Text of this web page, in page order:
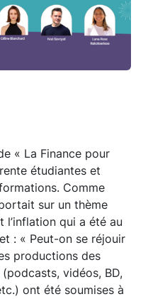
« La Finance pour
étudiantes et
Comme
sur un thème
l’inflation qui a été au
: « Peut-on se réjouir
productions des
vidéos, BD,
ont été soumises à